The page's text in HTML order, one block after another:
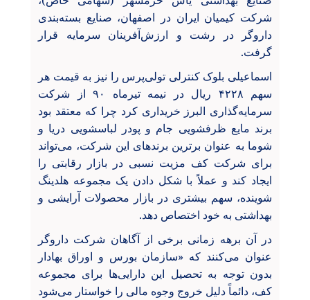
شرکت کیمیان ایران در اصفهان، صنایع بسته‌بندی
داروگر در رشت و ارزش‌آفرینان سرمایه قرار
گرفت.
اسماعیلی بلوک کنترلی تولی‌پرس را نیز به قیمت هر
سهم ۴۲۲۸ ریال در نیمه تیرماه ۹۰ از شرکت
سرمایه‌گذاری البرز خریداری کرد چرا که معتقد بود
برند مایع ظرفشویی جام و پودر لباسشویی دریا و
شوما به عنوان برترین برندهای این شرکت، می‌تواند
برای شرکت کف مزیت نسبی در بازار رقابتی را
ایجاد کند و عملاً با شکل دادن یک مجموعه هلدینگ
شوینده، سهم بیشتری در بازار محصولات آرایشی و
بهداشتی به خود اختصاص دهد.
در آن برهه زمانی برخی از آگاهان شرکت داروگر
عنوان می‌کنند که «سازمان بورس و اوراق بهادار
بدون توجه به تحصیل این دارایی‌ها برای مجموعه
کف، دائماً دلیل خروج وجوه مالی را خواستار می‌شود